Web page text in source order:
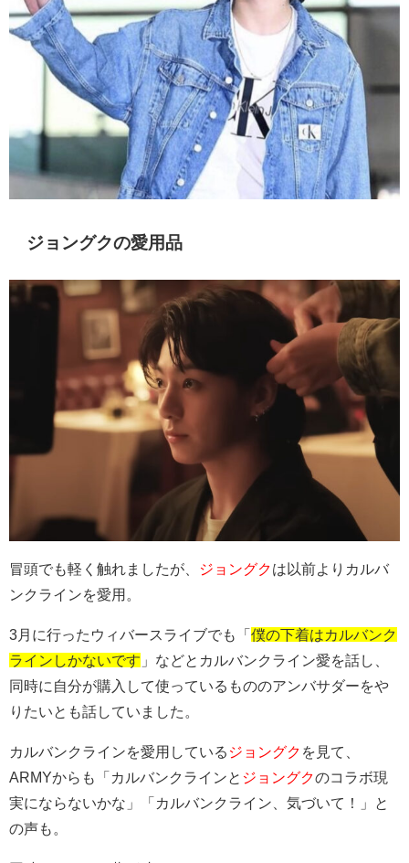
ジョングクの愛用品
冒頭でも軽く触れましたが、 ジョングクは以前よりカルバ
ンクラインを愛用。
3月に行ったウィバースライブでも「 僕の下着はカルバンク
ラインしかないです 」などとカルバンクライン愛を話し、
同時に自分が購入して使っているもののアンバサダーをや
りたいとも話していました。
カルバンクラインを愛用している ジョングク を見て、
ARMYからも「カルバンクラインと ジョングクのコラボ現
実にならないかな」「カルバンクライン、気づいて！」と
の声も。